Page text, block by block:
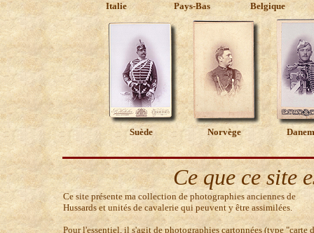
Italie Pays-Bas Belgique
Suède Norvège
Ce que ce site
Ce site présente ma collection de photographies anciennes de
Hussards et unités de cavalerie qui peuvent y être assimilées.
Pour l'essentiel, il s'agit de photographies cartonnées (type "carte